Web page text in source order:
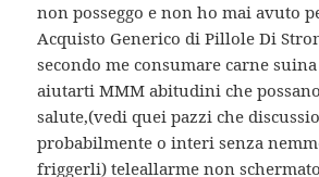
non posseggo e non ho mai avuto
Acquisto Generico di Pillole Di
secondo me consumare carne
aiutarti MMM abitudini che
salute,(vedi quei pazzi che
probabilmente o interi senza
friggerli) teleallarme non